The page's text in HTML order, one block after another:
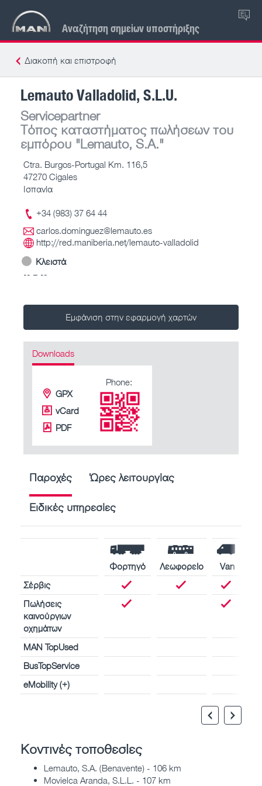
Αναζήτηση σημείων υποστήριξης
EL
Διακοπή και επιστροφή
Lemauto Valladolid, S.L.U.
Servicepartner
Τόπος καταστήματος πωλήσεων του
εμπόρου "Lemauto, S.A."
Ctra. Burgos-Portugal Km. 116,5
47270 Cigales
Ισπανία
+34 (983) 37 64 44
carlos.dominguez@lemauto.es
http://red.maniberia.net/lemauto-valladolid
Κλειστά
-- – --
Εμφάνιση στην εφαρμογή χαρτών
Downloads
GPX
vCard
PDF
Phone:
Παροχές Ώρες λειτουργίας
Ειδικές υπηρεσίες
Φορτηγό Λεωφορείο
Van
Σέρβις
Πωλήσεις
καινούργιων
οχημάτων
MAN TopUsed
BusTopService
eMobility (+)
Κοντινές τοποθεσίες
Lemauto, S.A. (Benavente) - 106 km
Movielca Aranda, S.L.L. - 107 km